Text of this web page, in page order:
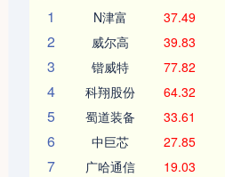
1
N津富 37.49
2 威尔高 39.83
3 锴威特 77.82
4 科翔股份 64.32
5 蜀道装备 33.61
6 中巨芯 27.85
7 广哈通信 19.03